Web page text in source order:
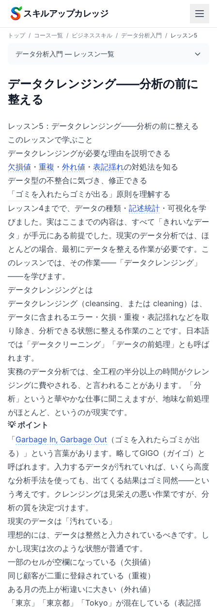
本文へスキップ
スキルアップカレッジ
トップ / コース一覧 / ビジネススキル / データ分析入門 / レッスン5
データ分析入門 — レッスン一覧
データクレンジング——分析の前に
整える
レッスン5：データクレンジング——分析の前に整える
このレッスンで学ぶこと
データクレンジングが必要な理由を説明できる
欠損値 ・ 重複 ・ 外れ値 ・ 表記揺れの対処法を知る
データ型の不整合に気づき、修正できる
「ゴミを入れたらゴミが出る」原則を理解する
レッスン4までで、データの種類・ 記述統計 ・可視化を学
びました。実はここまでの内容は、すべて「きれいなデー
タ」が手元にある前提でした。現実のデータ分析では、ほ
とんどの場合、最初にデータを整える作業が必要です。こ
のレッスンでは、その作業——「データクレンジング」
——を学びます。
データクレンジングとは
データクレンジング（cleansing、または cleaning）は、
データに含まれるエラー・欠損・重複・表記揺れなどを取
り除き、分析できる状態に整える作業のことです。日本語
では「データクリーニング」「データの前処理」とも呼ば
れます。
実務のデータ分析では、全工程の半分以上の時間がクレン
ジングに費やされる、と言われることがあります。「分
析」というと華やかな仕事に聞こえますが、地味な前処理
がほとんど、というのが現実です。
💡 ポイント
「Garbage In, Garbage Out （ゴミを入れたらゴミが出
る）」という言葉があります。略してGIGO（ガイゴ）と
呼ばれます。入力するデータが汚れていれば、いくら高度
な分析手法を使っても、出てくる結果はゴミ同然——とい
う考えです。クレンジングは見栄えの悪い作業ですが、分
析の質を決定づけます。
現実のデータは「汚れている」
理想的には、データは整然と入力されているべきです。し
かし現実は次のような状態が普通です。
一部のセルが空欄になっている（欠損値）
同じ顧客が二重に登録されている（重複）
ある月の売上が桁違いに大きい（外れ値）
「東京」「東京都」「Tokyo」が混在している（表記揺